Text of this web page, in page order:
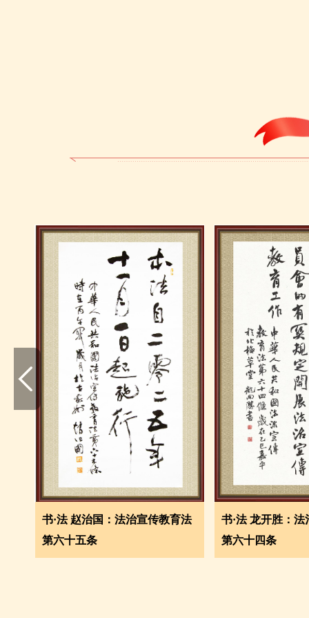
书·法 赵治国：法治宣传教育法
第六十五条
书·法 龙开胜：
第六十四条